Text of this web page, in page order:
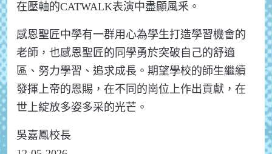
在壓軸的CATWALK表演中盡顯風釆。
感恩聖匠中學有一群用心為學生打造學習機會的
老師，也感恩聖匠的同學勇於突破自己的舒適
區、努力學習、追求成長。期望學校的師生繼續
發揮上帝的恩賜，在不同的崗位上作出貢獻，在
世上綻放多姿多采的光芒。
吳嘉鳳校長